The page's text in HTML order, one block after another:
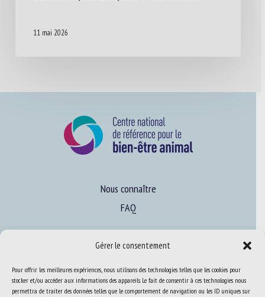
Gérer le consentement
Pour offrir les meilleures expériences, nous utilisons des technologies telles que les cookies pour
stocker et/ou accéder aux informations des appareils. Le fait de consentir à ces technologies nous
permettra de traiter des données telles que le comportement de navigation ou les ID uniques sur
11 mai 2026
Nous connaître
FAQ
Expertise
S’informer sur le BEA
Se former au BEA